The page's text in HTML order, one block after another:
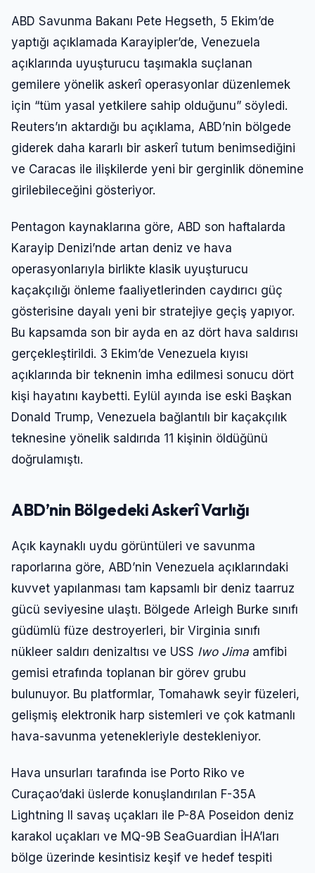
ABD Savunma Bakanı Pete Hegseth, 5 Ekim’de
yaptığı açıklamada Karayipler’de, Venezuela
açıklarında uyuşturucu taşımakla suçlanan
gemilere yönelik askerî operasyonlar düzenlemek
için “tüm yasal yetkilere sahip olduğunu” söyledi.
Reuters’ın aktardığı bu açıklama, ABD’nin bölgede
giderek daha kararlı bir askerî tutum benimsediğini
ve Caracas ile ilişkilerde yeni bir gerginlik dönemine
girilebileceğini gösteriyor.
Pentagon kaynaklarına göre, ABD son haftalarda
Karayip Denizi’nde artan deniz ve hava
operasyonlarıyla birlikte klasik uyuşturucu
kaçakçılığı önleme faaliyetlerinden caydırıcı güç
gösterisine dayalı yeni bir stratejiye geçiş yapıyor.
Bu kapsamda son bir ayda en az dört hava saldırısı
gerçekleştirildi. 3 Ekim’de Venezuela kıyısı
açıklarında bir teknenin imha edilmesi sonucu dört
kişi hayatını kaybetti. Eylül ayında ise eski Başkan
Donald Trump, Venezuela bağlantılı bir kaçakçılık
teknesine yönelik saldırıda 11 kişinin öldüğünü
doğrulamıştı.
ABD’nin Bölgedeki Askerî Varlığı
Açık kaynaklı uydu görüntüleri ve savunma
raporlarına göre, ABD’nin Venezuela açıklarındaki
kuvvet yapılanması tam kapsamlı bir deniz taarruz
gücü seviyesine ulaştı. Bölgede Arleigh Burke sınıfı
güdümlü füze destroyerleri, bir Virginia sınıfı
nükleer saldırı denizaltısı ve USS Iwo Jima amfibi
gemisi etrafında toplanan bir görev grubu
bulunuyor. Bu platformlar, Tomahawk seyir füzeleri,
gelişmiş elektronik harp sistemleri ve çok katmanlı
hava-savunma yetenekleriyle destekleniyor.
Hava unsurları tarafında ise Porto Riko ve
Curaçao’daki üslerde konuşlandırılan F-35A
Lightning II savaş uçakları ile P-8A Poseidon deniz
karakol uçakları ve MQ-9B SeaGuardian İHA’ları
bölge üzerinde kesintisiz keşif ve hedef tespiti
Giriş Yap
Kullanıcı Adı veya E-posta